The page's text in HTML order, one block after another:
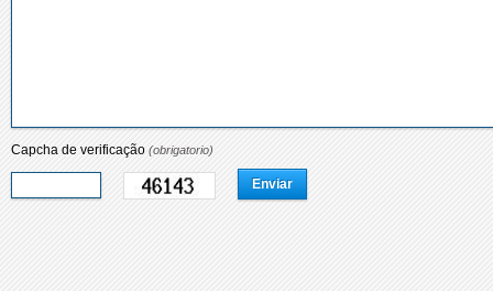
Capcha de verificação (obrigatorio)
Enviar